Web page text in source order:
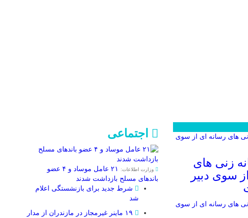
زنی های
سوی دبیر
اجتماعی
وزارت اطلاعات:
۲۱ عامل موساد و ۴ عضو
باند‌های مسلح بازداشت شدند
شرط جدید برای بازنشستگی اعلام
شد
۱۹ ماینر غیرمجاز در مازندران از مدار